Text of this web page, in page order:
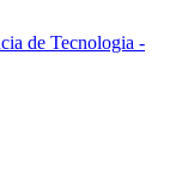
de Tecnologia -